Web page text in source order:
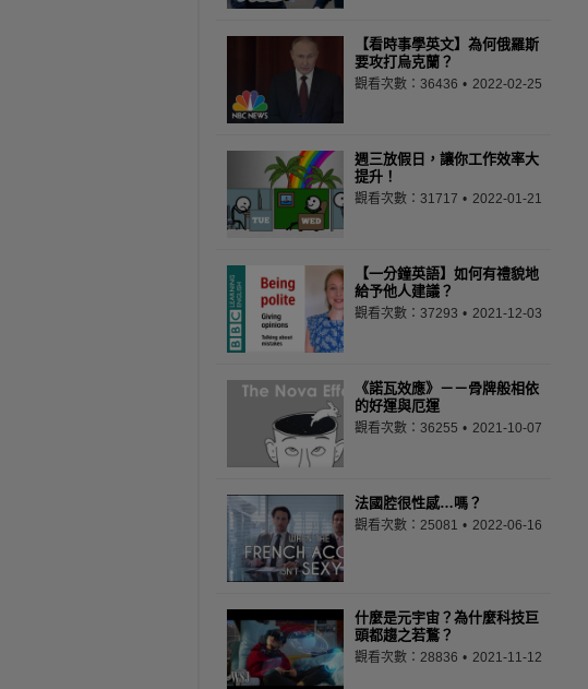
【看時事學英文】為何俄羅斯
要攻打烏克蘭？
觀看次數：36436 2022-02-25
週三放假日，讓你工作效率大
提升！
觀看次數：31717 2022-01-21
【一分鐘英語】如何有禮貌地
給予他人建議？
觀看次數：37293 2021-12-03
《諾瓦效應》－－骨牌般相依
的好運與厄運
觀看次數：36255 2021-10-07
法國腔很性感…嗎？
觀看次數：25081 2022-06-16
什麼是元宇宙？為什麼科技巨
頭都趨之若鶩？
觀看次數：28836 2021-11-12